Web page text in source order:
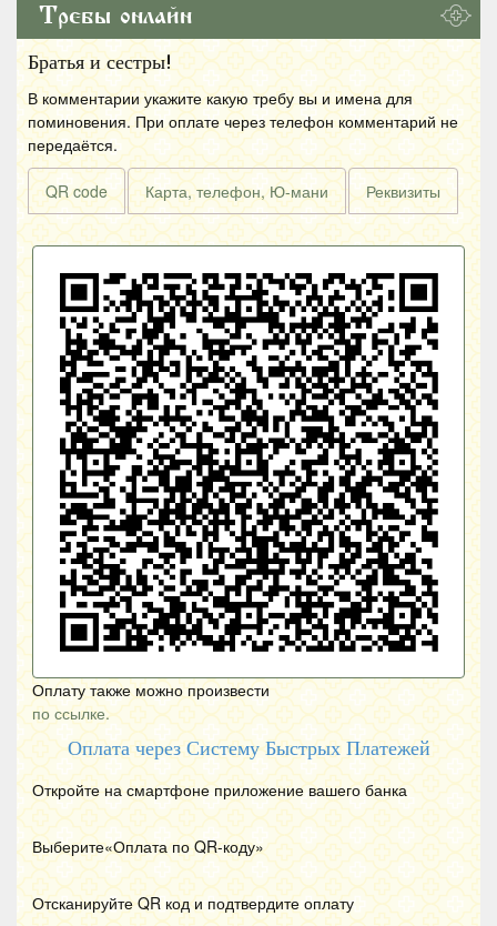
Требы онлайн
Братья и сестры!
В комментарии укажите какую требу вы и имена для
поминовения. При оплате через телефон комментарий не
передаётся.
QR code Карта, телефон, Ю-мани Реквизиты
Оплату также можно произвести
по ссылке.
Оплата через Систему Быстрых Платежей
Откройте на смартфоне приложение вашего банка
Выберите«Оплата по QR-коду»
Отсканируйте QR код и подтвердите оплату